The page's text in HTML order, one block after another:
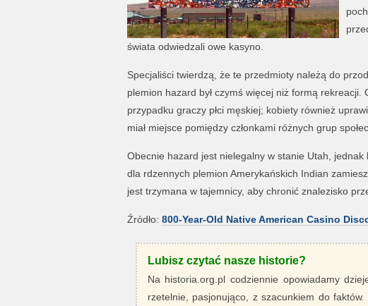
świata odwiedzali owe kasyno.
Specjaliści twierdzą, że te przedmioty należą do
plemion hazard był czymś więcej niż formą rekreacji.
przypadku graczy płci męskiej; kobiety również
miał miejsce pomiędzy członkami różnych grup
Obecnie hazard jest nielegalny w stanie Utah, jednak
dla rdzennych plemion Amerykańskich Indian
jest trzymana w tajemnicy, aby chronić znalezisko
Źródło: 800-Year-Old Native American Casino
Lubisz czytać nasze historie?
Na historia.org.pl codziennie opowiadamy
rzetelnie, pasjonująco, z szacunkiem do